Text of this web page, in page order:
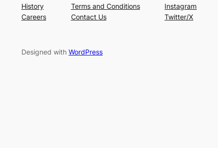
History
Careers
Terms and Conditions
Contact Us
Instagram
Twitter/X
Designed with WordPress